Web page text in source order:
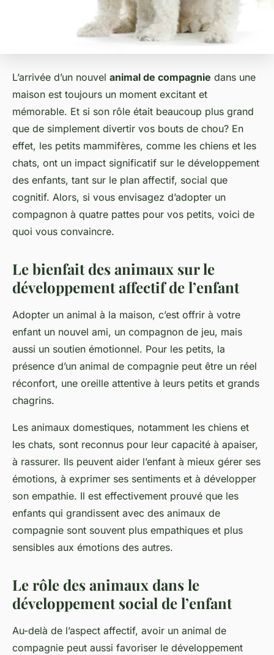
L’arrivée d’un nouvel animal de compagnie dans une
maison est toujours un moment excitant et
mémorable. Et si son rôle était beaucoup plus grand
que de simplement divertir vos bouts de chou? En
effet, les petits mammifères, comme les chiens et les
chats, ont un impact significatif sur le développement
des enfants, tant sur le plan affectif, social que
cognitif. Alors, si vous envisagez d’adopter un
compagnon à quatre pattes pour vos petits, voici de
quoi vous convaincre.
Le bienfait des animaux sur le
développement affectif de l’enfant
Adopter un animal à la maison, c’est offrir à votre
enfant un nouvel ami, un compagnon de jeu, mais
aussi un soutien émotionnel. Pour les petits, la
présence d’un animal de compagnie peut être un réel
réconfort, une oreille attentive à leurs petits et grands
chagrins.
Les animaux domestiques, notamment les chiens et
les chats, sont reconnus pour leur capacité à apaiser,
à rassurer. Ils peuvent aider l’enfant à mieux gérer ses
émotions, à exprimer ses sentiments et à développer
son empathie. Il est effectivement prouvé que les
enfants qui grandissent avec des animaux de
compagnie sont souvent plus empathiques et plus
sensibles aux émotions des autres.
Le rôle des animaux dans le
développement social de l’enfant
Au-delà de l’aspect affectif, avoir un animal de
compagnie peut aussi favoriser le développement